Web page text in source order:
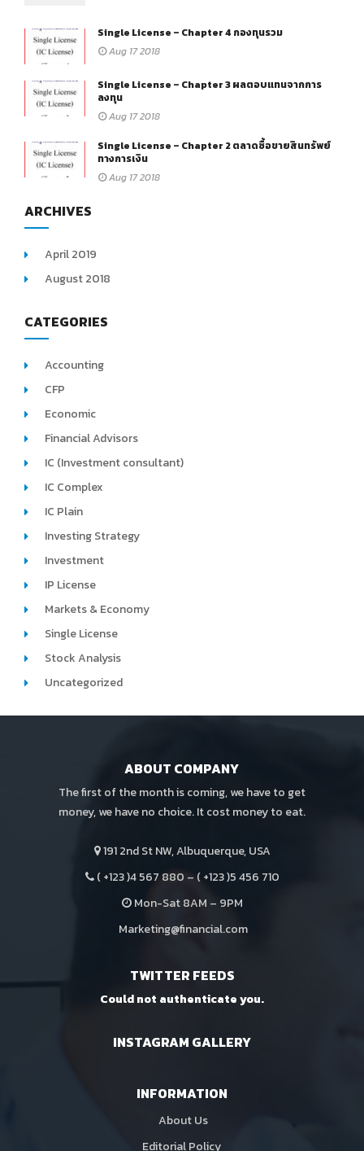
Single License – Chapter 4 กองทุนรวม
Aug 17 2018
Single License – Chapter 3 ผลตอบแทนจากการ
ลงทุน
Aug 17 2018
Single License – Chapter 2 ตลาดซื้อขายสินทรัพย์
ทางการเงิน
Aug 17 2018
ARCHIVES
April 2019
August 2018
CATEGORIES
Accounting
CFP
Economic
Financial Advisors
IC (Investment consultant)
IC Complex
IC Plain
Investing Strategy
Investment
IP License
Markets & Economy
Single License
Stock Analysis
Uncategorized
ABOUT COMPANY
The first of the month is coming, we have to get
money, we have no choice. It cost money to eat.
191 2nd St NW, Albuquerque, USA
( +123 )4 567 880 – ( +123 )5 456 710
Mon-Sat 8AM – 9PM
Marketing@financial.com
TWITTER FEEDS
Could not authenticate you.
INSTAGRAM GALLERY
INFORMATION
About Us
Editorial Policy